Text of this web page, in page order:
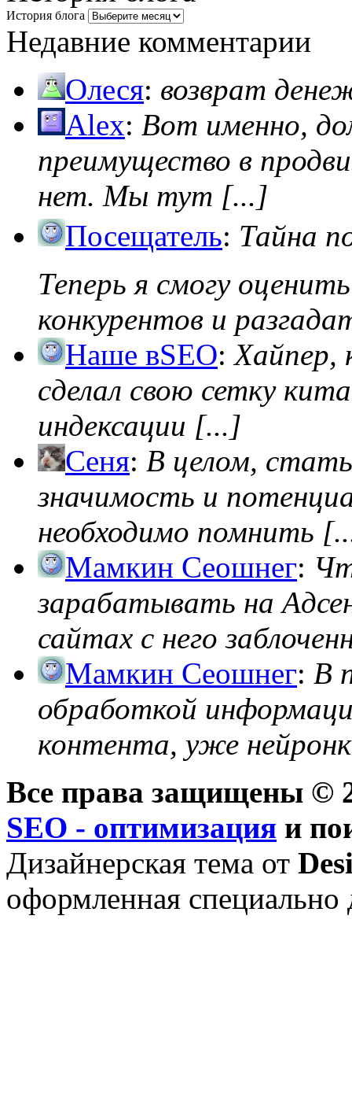
История блога
Недавние комментарии
Олеся: возврат
Alex: Вот именно,
преимущество в
нет. Мы тут [...]
Посещатель: Тайна
Теперь я смогу
конкурентов и
Наше вSEO:Хайпер,
сделал свою сетку
индексации [...]
Сеня: В целом,
значимость и
необходимо помнить
Мамкин Сеошнег:
зарабатывать на
сайтах с него
Мамкин Сеошнег: В
обработкой
контента, уже
Все права защищены ©
SEO - оптимизация и
Дизайнерская тема от
оформленная